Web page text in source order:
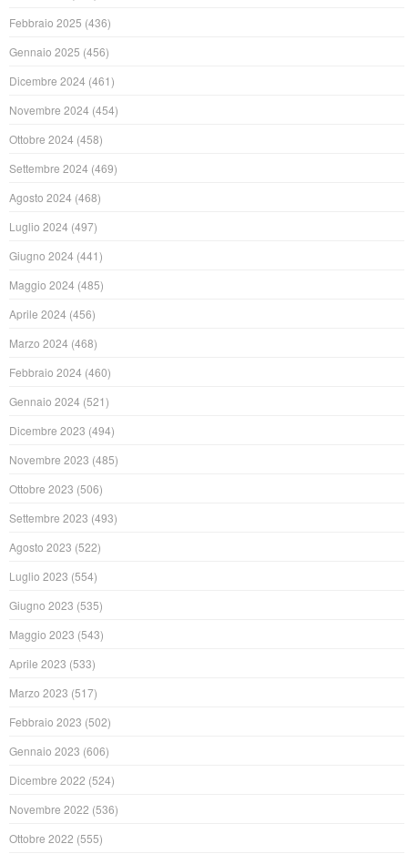
Febbraio 2025 (436)
Gennaio 2025 (456)
Dicembre 2024 (461)
Novembre 2024 (454)
Ottobre 2024 (458)
Settembre 2024 (469)
Agosto 2024 (468)
Luglio 2024 (497)
Giugno 2024 (441)
Maggio 2024 (485)
Aprile 2024 (456)
Marzo 2024 (468)
Febbraio 2024 (460)
Gennaio 2024 (521)
Dicembre 2023 (494)
Novembre 2023 (485)
Ottobre 2023 (506)
Settembre 2023 (493)
Agosto 2023 (522)
Luglio 2023 (554)
Giugno 2023 (535)
Maggio 2023 (543)
Aprile 2023 (533)
Marzo 2023 (517)
Febbraio 2023 (502)
Gennaio 2023 (606)
Dicembre 2022 (524)
Novembre 2022 (536)
Ottobre 2022 (555)